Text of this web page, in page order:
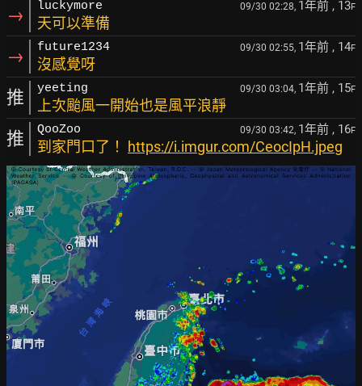
→ luckymore 09/30 02:28, 1年前 , 13F
天可以準備
→ future1234 09/30 02:55, 1年前 , 14F
沒感覺呀
推 yeeting 09/30 03:04, 1年前 , 15F
上次颱風一開始也是風平浪靜
推 QooZoo 09/30 03:42, 1年前 , 16F
到家門口了！ https://i.imgur.com/CeocIpH.jpeg